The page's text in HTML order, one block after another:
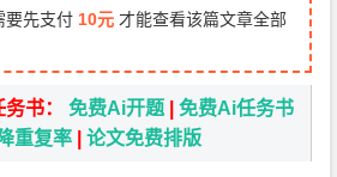
要先支付 10元 才能查看该篇文章全部
务书：免费Ai开题 |免费Ai任务书
重复率 |论文免费排版